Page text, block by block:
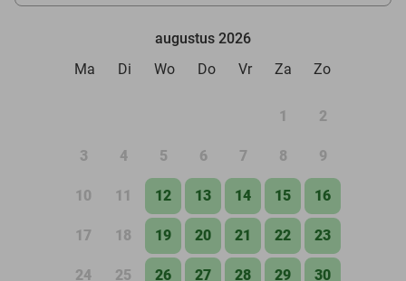
augustus 2026
Ma
Di Wo Do Vr Za Zo
1 2
3 4 5 6 7 8 9
10 11 12 13 14 15 16
17 18 19 20 21 22 23
24 25 26 27 28 29 30